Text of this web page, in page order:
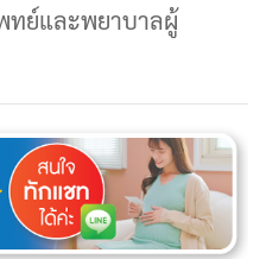
ทย์และพยาบาลผู้